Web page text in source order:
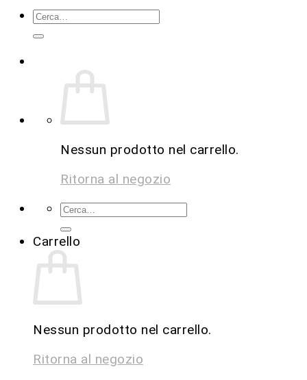
Nessun prodotto nel carrello.
Ritorna al negozio
Carrello
Nessun prodotto nel carrello.
Ritorna al negozio